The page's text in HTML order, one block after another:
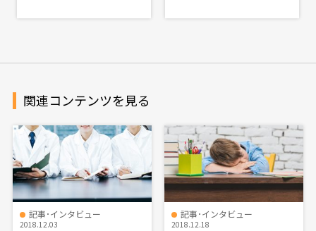
（dsj）- 理想の人事へ、シ
見直し・入社承諾フォロー
関連コンテンツを見る
記事･インタビュー
2018.12.03
記事･インタビュー
2018.12.18